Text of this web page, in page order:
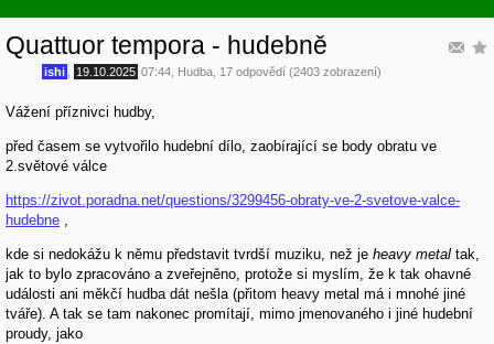
Quattuor tempora - hudebně
ishi 19.10.2025 07:44 Hudba , 17 odpovědí (2403 zobrazení)
Vážení příznivci hudby,
před časem se vytvořilo hudební dílo, zaobírající se body obratu ve
2.světové válce
https://zivot.poradna.net/questions/3299456-obraty-ve-2-svetove-valce-
hudebne ,
kde si nedokážu k němu představit tvrdší muziku, než je heavy metal tak,
jak to bylo zpracováno a zveřejněno, protože si myslím, že k tak ohavné
události ani měkčí hudba dát nešla (přitom heavy metal má i mnohé jiné
tváře). A tak se tam nakonec promítají, mimo jmenovaného i jiné hudební
proudy, jako